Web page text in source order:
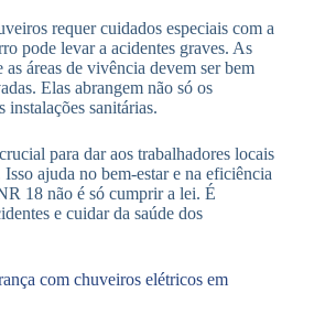
requer cuidados especiais com a
pode levar a acidentes graves. As
as áreas de vivência devem ser bem
Elas abrangem não só os
instalações sanitárias.
para dar aos trabalhadores locais
ajuda no bem-estar e na eficiência
18 não é só cumprir a lei. É
e cuidar da saúde dos
com chuveiros elétricos em